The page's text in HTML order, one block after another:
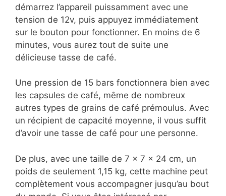
démarrez l’appareil puissamment avec une
tension de 12v, puis appuyez immédiatement
sur le bouton pour fonctionner. En moins de 6
minutes, vous aurez tout de suite une
délicieuse tasse de café.
Une pression de 15 bars fonctionnera bien avec
les capsules de café, même de nombreux
autres types de grains de café prémoulus. Avec
un récipient de capacité moyenne, il vous suffit
d’avoir une tasse de café pour une personne.
De plus, avec une taille de 7 x 7 x 24 cm, un
poids de seulement 1,15 kg, cette machine peut
complètement vous accompagner jusqu’au bout